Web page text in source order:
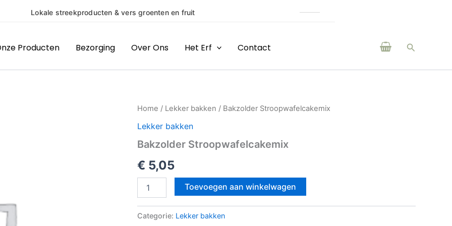
& vers groenten en fruit (H)eerlijke producten van boeren en makers uit de
Producten Bezorging Over Ons Het Erf Contact Zoeken
Home / Lekker bakken / Bakzolder Stroopwafelcakemix
Lekker bakken
Bakzolder Stroopwafelcakemix
€ 5,05
Bakzolder
aantal
Toevoegen aan winkelwagen
Categorie: Lekker bakken